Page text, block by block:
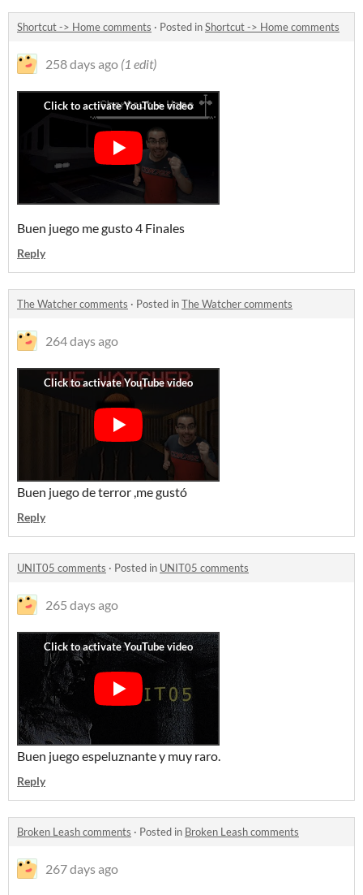
Shortcut -> Home comments · Posted inShortcut -> Home comments
258 days ago (1 edit)
Buen juego me gusto 4 Finales
Reply
The Watcher comments · Posted inThe Watcher comments
264 days ago
Buen juego de terror ,me gustó
Reply
UNIT05 comments · Posted in UNIT05 comments
265 days ago
Buen juego espeluznante y muy raro.
Reply
Broken Leash comments · Posted in Broken Leash comments
267 days ago